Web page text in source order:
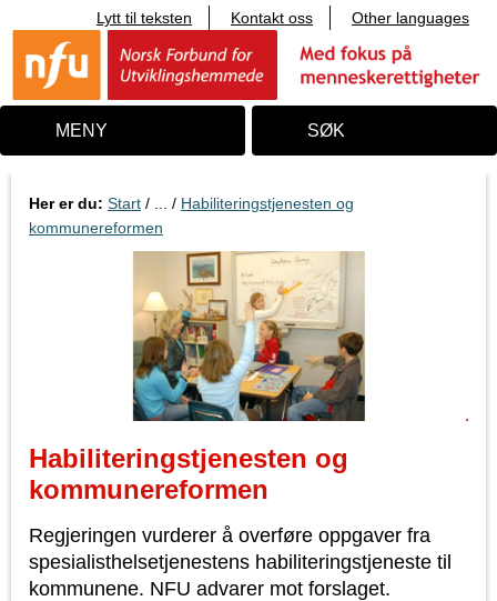
i
n
o
Lytt til teksten Kontakt oss Other languages
MENY SØK
Her er du: Start / ... / Habiliteringstjenesten og
kommunereformen
Habiliteringstjenesten og
kommunereformen
Regjeringen vurderer å overføre oppgaver fra
spesialisthelsetjenestens habiliteringstjeneste til
kommunene. NFU advarer mot forslaget.